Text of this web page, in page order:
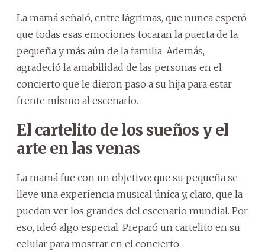
La mamá señaló, entre lágrimas, que nunca esperó
que todas esas emociones tocaran la puerta de la
pequeña y más aún de la familia. Además,
agradeció la amabilidad de las personas en el
concierto que le dieron paso a su hija para estar
frente mismo al escenario.
El cartelito de los sueños y el
arte en las venas
La mamá fue con un objetivo: que su pequeña se
lleve una experiencia musical única y, claro, que la
puedan ver los grandes del escenario mundial. Por
eso, ideó algo especial: Preparó un cartelito en su
celular para mostrar en el concierto.